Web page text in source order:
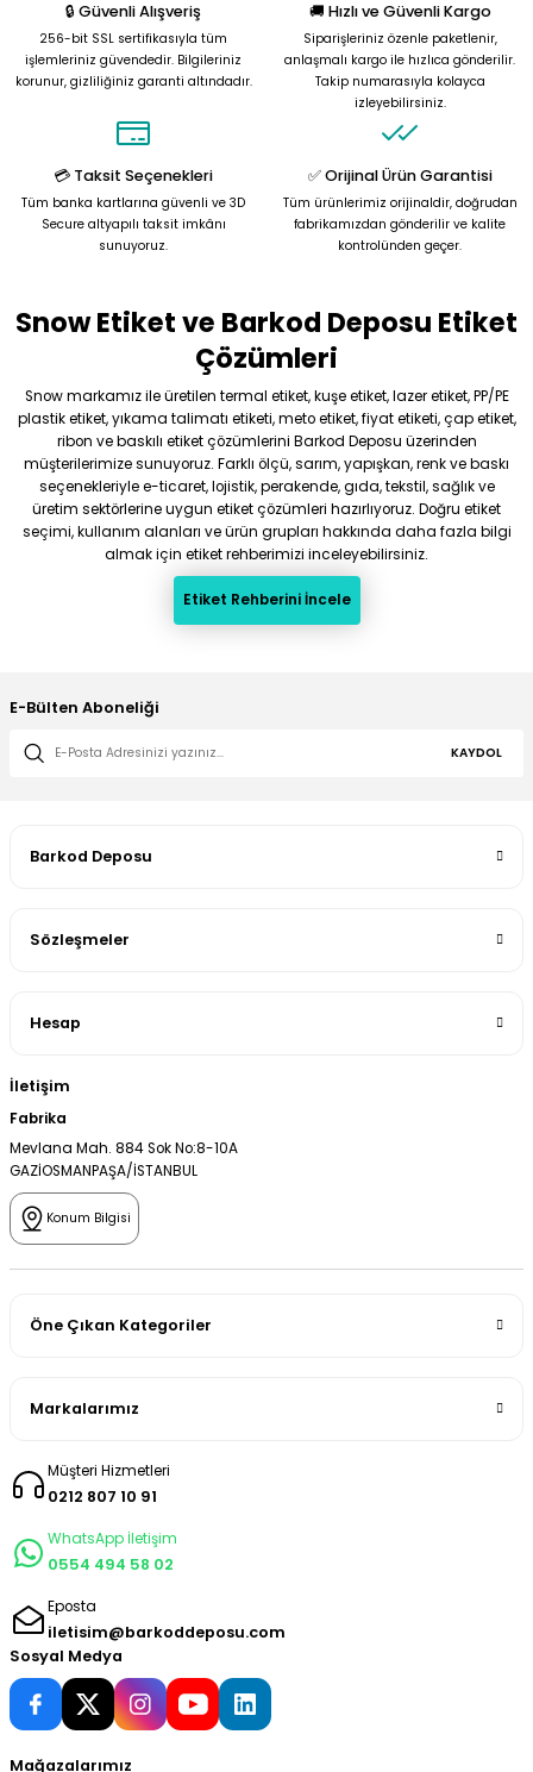
Ürün resmi kalitesiz, bozuk veya görüntülenemiyor.
Ürün açıklamasında eksik bilgiler bulunuyor.
Ürün bilgilerinde hatalar bulunuyor.
Ürün fiyatı diğer sitelerden daha pahalı.
Gönder
🔒 Güvenli Alışveriş
256-bit SSL sertifikasıyla tüm
işlemleriniz güvendedir. Bilgileriniz
korunur, gizliliğiniz garanti altındadır.
🚚 Hızlı ve Güvenli Kargo
Siparişleriniz özenle paketlenir,
anlaşmalı kargo ile hızlıca gönderilir.
Takip numarasıyla kolayca
izleyebilirsiniz.
💳 Taksit Seçenekleri
Tüm banka kartlarına güvenli ve 3D
Secure altyapılı taksit imkânı
sunuyoruz.
✅ Orijinal Ürün Garantisi
Tüm ürünlerimiz orijinaldir, doğrudan
fabrikamızdan gönderilir ve kalite
kontrolünden geçer.
Snow Etiket ve Barkod Deposu Etiket
Çözümleri
Snow markamız ile üretilen termal etiket, kuşe etiket, lazer etiket, PP/PE
plastik etiket, yıkama talimatı etiketi, meto etiket, fiyat etiketi, çap etiket,
ribon ve baskılı etiket çözümlerini Barkod Deposu üzerinden
müşterilerimize sunuyoruz. Farklı ölçü, sarım, yapışkan, renk ve baskı
seçenekleriyle e-ticaret, lojistik, perakende, gıda, tekstil, sağlık ve
üretim sektörlerine uygun etiket çözümleri hazırlıyoruz. Doğru etiket
seçimi, kullanım alanları ve ürün grupları hakkında daha fazla bilgi
almak için etiket rehberimizi inceleyebilirsiniz.
Etiket Rehberini İncele
E-Bülten Aboneliği
KAYDOL
Barkod Deposu
Sözleşmeler
Hesap
İletişim
Fabrika
Mevlana Mah. 884 Sok No:8-10A
GAZİOSMANPAŞA/İSTANBUL
Konum Bilgisi
Öne Çıkan Kategoriler
Markalarımız
Müşteri Hizmetleri
0212 807 10 91
WhatsApp İletişim
0554 494 58 02
Eposta
iletisim@barkoddeposu.com
Sosyal Medya
Mağazalarımız